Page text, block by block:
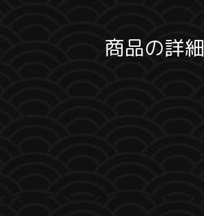
商品の詳細